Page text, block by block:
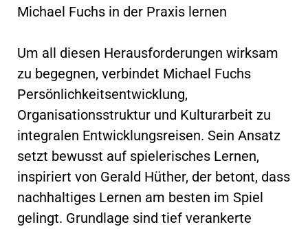
Michael Fuchs in der Praxis lernen
Um all diesen Herausforderungen wirksam
zu begegnen, verbindet Michael Fuchs
Persönlichkeitsentwicklung,
Organisationsstruktur und Kulturarbeit zu
integralen Entwicklungsreisen. Sein Ansatz
setzt bewusst auf spielerisches Lernen,
inspiriert von Gerald Hüther, der betont, dass
nachhaltiges Lernen am besten im Spiel
gelingt. Grundlage sind tief verankerte